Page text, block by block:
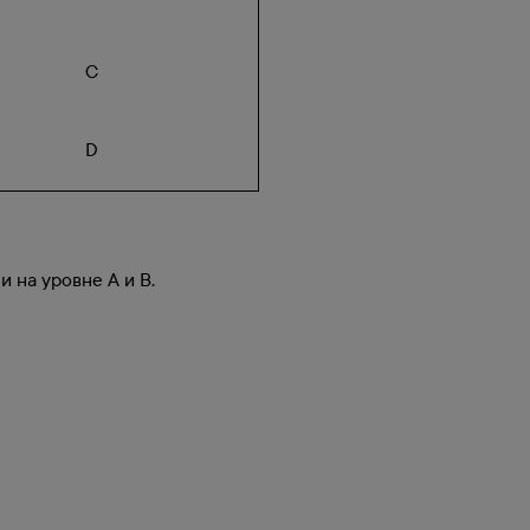
C
D
на уровне А и В.